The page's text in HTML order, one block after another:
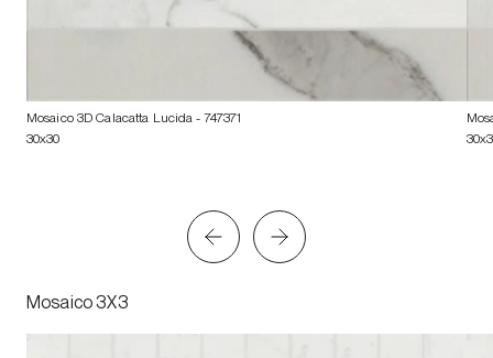
Mosaico 3D Calacatta Lucida - 747371
30x30
Mosaico 3X3